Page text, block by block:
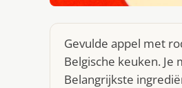
Gevulde appel met
Belgische keuken.
Belangrijkste